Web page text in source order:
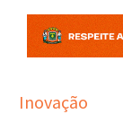
Inovação